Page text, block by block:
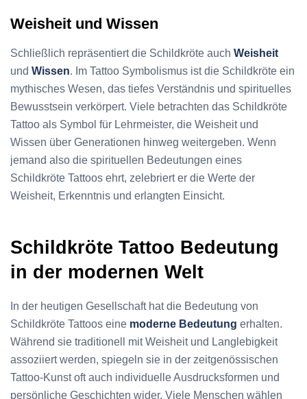
Weisheit und Wissen
Schließlich repräsentiert die Schildkröte auch Weisheit
und Wissen. Im Tattoo Symbolismus ist die Schildkröte ein
mythisches Wesen, das tiefes Verständnis und spirituelles
Bewusstsein verkörpert. Viele betrachten das Schildkröte
Tattoo als Symbol für Lehrmeister, die Weisheit und
Wissen über Generationen hinweg weitergeben. Wenn
jemand also die spirituellen Bedeutungen eines
Schildkröte Tattoos ehrt, zelebriert er die Werte der
Weisheit, Erkenntnis und erlangten Einsicht.
Schildkröte Tattoo Bedeutung
in der modernen Welt
In der heutigen Gesellschaft hat die Bedeutung von
Schildkröte Tattoos eine moderne Bedeutung erhalten.
Während sie traditionell mit Weisheit und Langlebigkeit
assoziiert werden, spiegeln sie in der zeitgenössischen
Tattoo-Kunst oft auch individuelle Ausdrucksformen und
persönliche Geschichten wider. Viele Menschen wählen